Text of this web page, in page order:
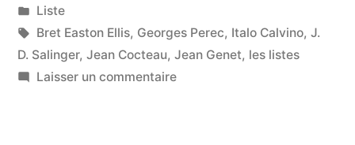
par
Publié
dans
Liste
Étiquettes :
Bret Easton Ellis, Georges Perec, Italo Calvino, J.
D. Salinger, Jean Cocteau, Jean Genet, les listes
Laisser un commentairesur